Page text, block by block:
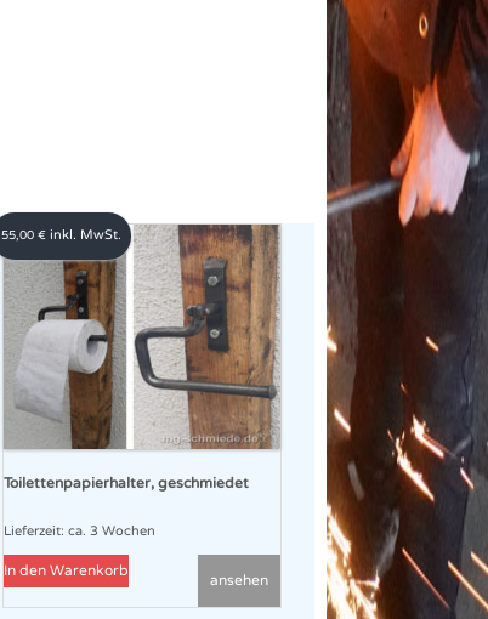
Toilettenpapierhalter, geschmiedet
55,00 € inkl. MwSt.
Lieferzeit: ca. 3 Wochen
In den Warenkorb
ansehen